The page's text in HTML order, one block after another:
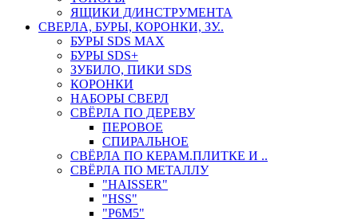
ЯЩИКИ Д/ИНСТРУМЕНТА
СВЕРЛА, БУРЫ, КОРОНКИ, ЗУ..
БУРЫ SDS MAX
БУРЫ SDS+
ЗУБИЛО, ПИКИ SDS
КОРОНКИ
НАБОРЫ СВЕРЛ
СВЁРЛА ПО ДЕРЕВУ
ПЕРОВОЕ
СПИРАЛЬНОЕ
СВЁРЛА ПО КЕРАМ.ПЛИТКЕ И ..
СВЁРЛА ПО МЕТАЛЛУ
"HAISSER"
"HSS"
"Р6М5"